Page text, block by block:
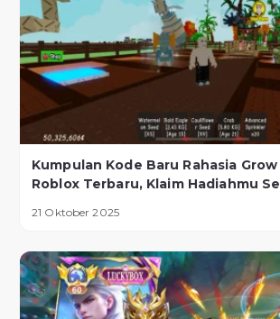
Kumpulan Kode Baru Rahasia
Roblox Terbaru, Klaim Hadiahmu
21 Oktober 2025